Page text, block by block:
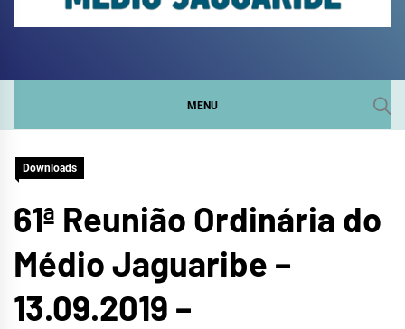
HIDROGRÁFICA DO
MÉDIO JAGUARIBE
MENU
Downloads
61ª Reunião Ordinária do
Médio Jaguaribe –
13.09.2019 –